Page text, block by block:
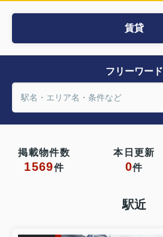
賃貸
フリーワード
掲載物件数
1569件
本日更新
0件
駅近